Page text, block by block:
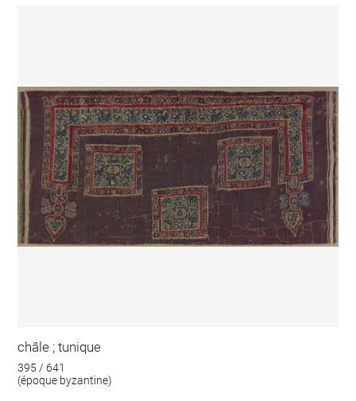
châle ; tunique
395 / 641
(époque byzantine)